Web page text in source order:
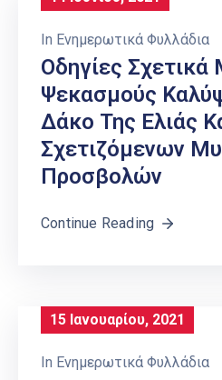
In Ενημερωτικά Φυλλάδια
Οδηγίες Σχετικά
Ψεκασμούς
Δάκο Της Ελιάς
Σχετιζόμενων
Προσβολών
Continue Reading
15 Ιανουαρίου, 2021
In Ενημερωτικά Φυλλάδια